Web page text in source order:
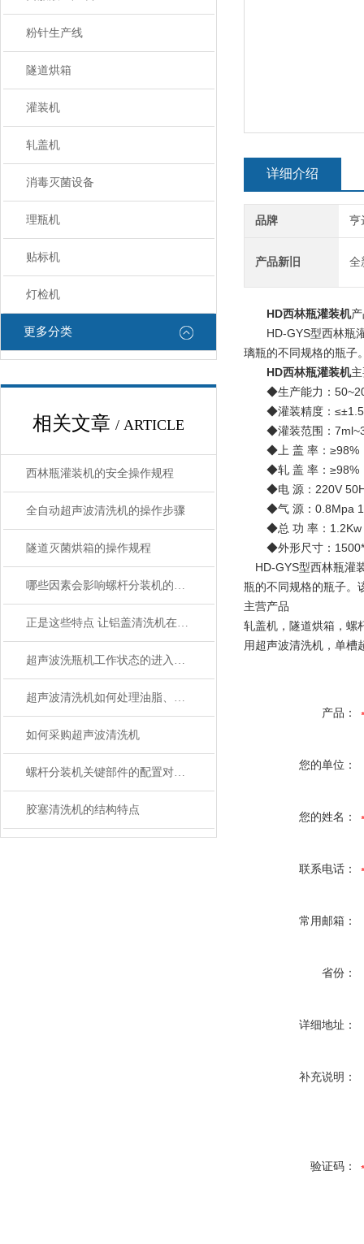
粉针生产线
隧道烘箱
灌装机
轧盖机
消毒灭菌设备
理瓶机
贴标机
灯检机
更多分类
相关文章 / ARTICLE
西林瓶灌装机的安全操作规程
全自动超声波清洗机的操作步骤
隧道灭菌烘箱的操作规程
哪些因素会影响螺杆分装机的装量？
正是这些特点 让铝盖清洗机在众多行业得到应用
超声波洗瓶机工作状态的进入执行
超声波清洗机如何处理油脂、污垢和硬度较高的物体？
如何采购超声波清洗机
螺杆分装机关键部件的配置对性能的影响分析
胶塞清洗机的结构特点
详细介绍
品牌 亨
产品新旧 全
HD西林瓶灌装机
HD-GYS型西林瓶灌
璃瓶的不同规格的瓶子
HD西林瓶灌装机
◆生产能力：
◆灌装精度：
◆灌装范围：
◆上 盖 率：≥98%
◆轧 盖 率：≥98%
◆电 源：220V
◆气 源：0.8Mpa
◆总 功 率：1.2Kw
◆外形尺寸：
HD-GYS型西林瓶灌
瓶的不同规格的瓶子。
主营产品
轧盖机，隧道烘箱，螺
用超声波清洗机，单槽
产品：
您的单位：
您的姓名：
联系电话：
常用邮箱：
省份：
详细地址：
补充说明：
验证码：